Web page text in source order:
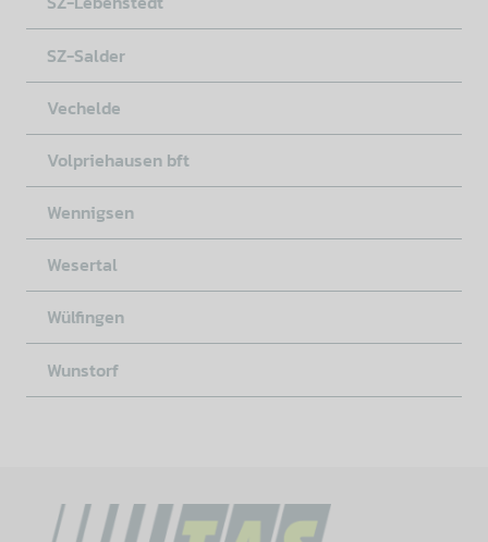
SZ-Salder
Vechelde
Volpriehausen bft
Wennigsen
Wesertal
Wülfingen
Wunstorf